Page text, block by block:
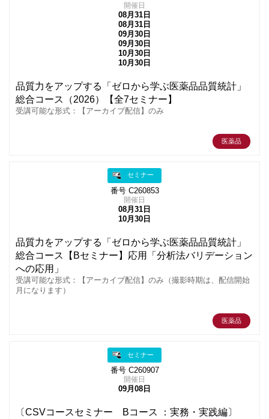
開催日
08月31日
08月31日
09月30日
09月30日
10月30日
10月30日
品質力をアップする「ゼロから学ぶ医薬品品質統計」
総合コース（2026）【全7セミナー】
受講可能な形式：【アーカイブ配信】のみ
医薬品
セミナー
番号 C260853
開催日
08月31日
10月30日
品質力をアップする「ゼロから学ぶ医薬品品質統計」
総合コース【Bセミナー】応用「分析法バリデーション
への応用」
受講可能な形式：【アーカイブ配信】のみ（撮影時期は、配信開始
月になります）
医薬品
セミナー
番号 C260907
開催日
09月08日
〔CSVコースセミナー Bコース ：実務・実践編〕